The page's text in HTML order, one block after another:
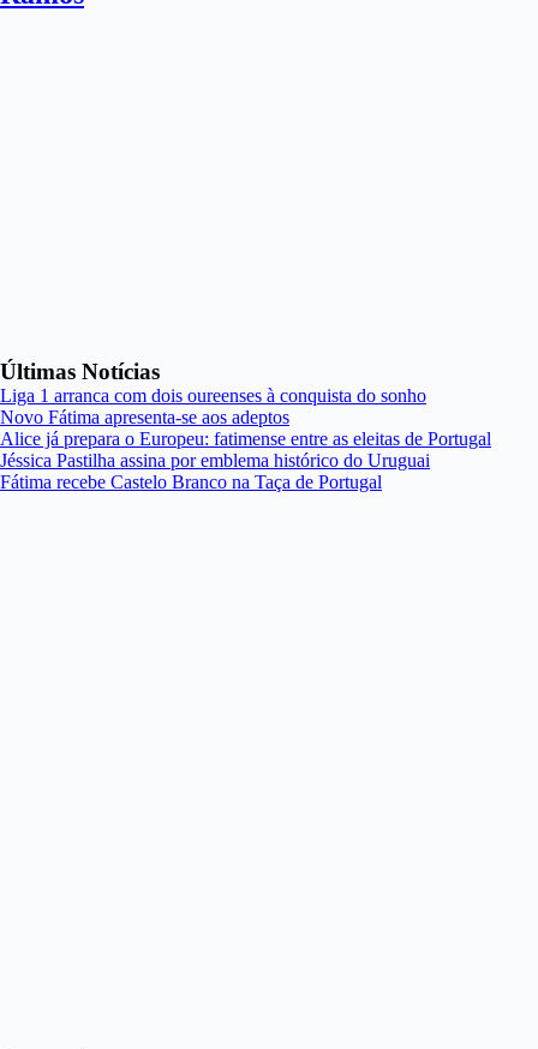
Últimas Notícias
Liga 1 arranca com dois oureenses à conquista do sonho
Novo Fátima apresenta-se aos adeptos
Alice já prepara o Europeu: fatimense entre as eleitas de Portugal
Jéssica Pastilha assina por emblema histórico do Uruguai
Fátima recebe Castelo Branco na Taça de Portugal